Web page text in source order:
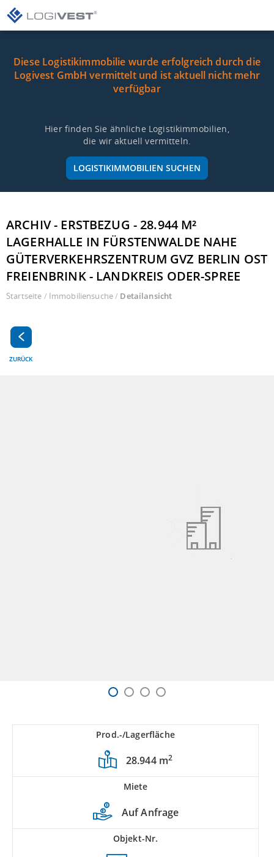
Diese Logistikimmobilie wurde erfolgreich durch die
Logivest GmbH vermittelt und ist aktuell nicht mehr
verfügbar
Hier finden Sie ähnliche Logistikimmobilien,
die wir aktuell vermitteln.
LOGISTIKIMMOBILIEN SUCHEN
ARCHIV - ERSTBEZUG - 28.944 M²
LAGERHALLE IN FÜRSTENWALDE NAHE
GÜTERVERKEHRSZENTRUM GVZ BERLIN OST
FREIENBRINK - LANDKREIS ODER-SPREE
Startseite / Immobiliensuche/ Detailansicht
ZURÜCK
Prod.-/Lagerfläche
28.944 m2
Miete
Auf Anfrage
Objekt-Nr.